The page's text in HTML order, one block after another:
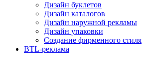
Дизайн буклетов
Дизайн каталогов
Дизайн наружной рекламы
Дизайн упаковки
Создание фирменного стиля
BTL-реклама